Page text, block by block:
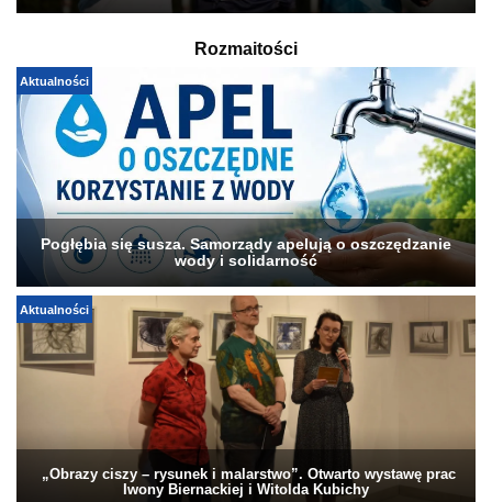
Rozmaitości
Aktualności
Pogłębia się susza. Samorządy apelują o oszczędzanie
wody i solidarność
Aktualności
„Obrazy ciszy – rysunek i malarstwo”. Otwarto wystawę prac
Iwony Biernackiej i Witolda Kubichy